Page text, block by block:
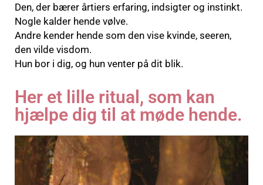
Den, der bærer årtiers erfaring, indsigter og instinkt.
Nogle kalder hende vølve.
Andre kender hende som den vise kvinde, seeren,
den vilde visdom.
Hun bor i dig, og hun venter på dit blik.
Her et lille ritual, som kan
hjælpe dig til at møde hende.